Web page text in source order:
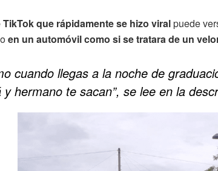
TikTok que rápidamente se hizo viralpuede
en un automóvil como si se tratara de un
cuando llegas a la noche de
y hermano te sacan”, se lee en la